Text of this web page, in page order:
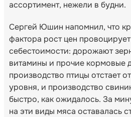
ассортимент, нежели в будни.
Сергей Юшин напомнил, что
фактора рост цен
себестоимости: дорожают
витамины и прочие кормовые
производство птицы отстает
уровня, и производство
быстро, как ожидалось. За
на эти виды мяса оставалась